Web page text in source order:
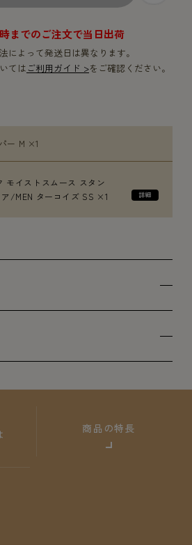
までのご注文で当日出荷
によって発送日は異なります。
てはご利用ガイド >をご確認ください。
ー M ×1
モイストスムース スタン
ア/MEN ターコイズ SS ×1
商品の特長